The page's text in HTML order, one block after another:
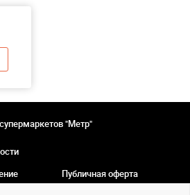
"Метр"
Публичная оферта